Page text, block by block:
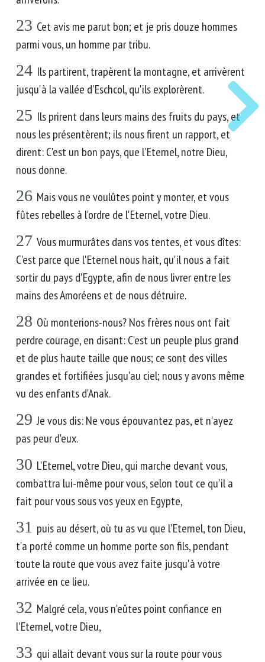
23 Cet avis me parut bon; et je pris douze hommes
parmi vous, un homme par tribu.
24 Ils partirent, trapèrent la montagne, et arrivèrent
jusqu'à la vallée d'Eschcol, qu'ils explorèrent.
25 Ils prirent dans leurs mains des fruits du pays, et
nous les présentèrent; ils nous firent un rapport, et
dirent: C'est un bon pays, que l'Eternel, notre Dieu,
nous donne.
26 Mais vous ne voulûtes point y monter, et vous
fûtes rebelles à l'ordre de l'Eternel, votre Dieu.
27 Vous murmurâtes dans vos tentes, et vous dîtes:
C'est parce que l'Eternel nous hait, qu'il nous a fait
sortir du pays d'Egypte, afin de nous livrer entre les
mains des Amoréens et de nous détruire.
28 Où monterions-nous? Nos frères nous ont fait
perdre courage, en disant: C'est un peuple plus grand
et de plus haute taille que nous; ce sont des villes
grandes et fortifiées jusqu'au ciel; nous y avons même
vu des enfants d'Anak.
29 Je vous dis: Ne vous épouvantez pas, et n'ayez
pas peur d'eux.
30 L'Eternel, votre Dieu, qui marche devant vous,
combattra lui-même pour vous, selon tout ce qu'il a
fait pour vous sous vos yeux en Egypte,
31 puis au désert, où tu as vu que l'Eternel, ton Dieu,
t'a porté comme un homme porte son fils, pendant
toute la route que vous avez faite jusqu'à votre
arrivée en ce lieu.
32 Malgré cela, vous n'eûtes point confiance en
l'Eternel, votre Dieu,
33 qui allait devant vous sur la route pour vous